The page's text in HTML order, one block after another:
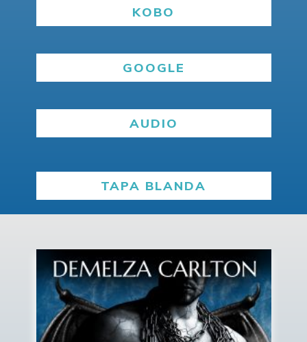
KOBO
GOOGLE
AUDIO
TAPA BLANDA